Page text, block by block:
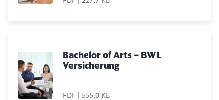
Bachelor of Arts – BWL
Versicherung
PDF | 555,0 KB